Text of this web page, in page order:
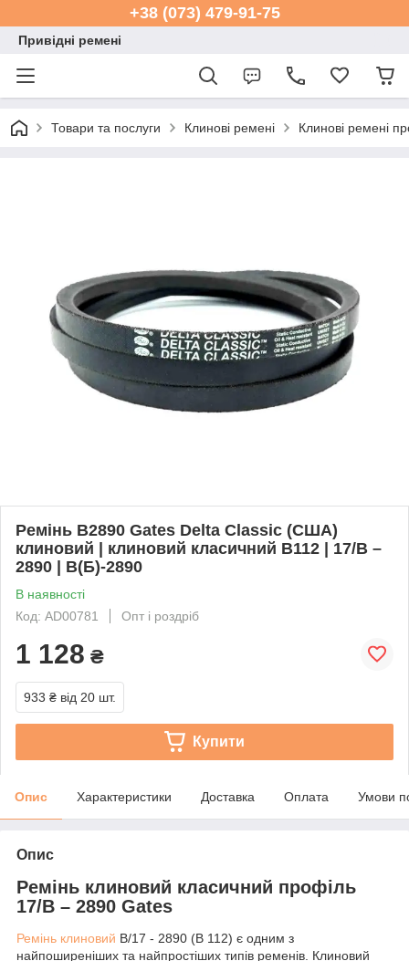
+38 (073) 479-91-75
Привідні ремені
Товари та послуги Клинові ремені Клинові ремені
Ремінь B2890 Gates Delta Classic (США)
клиновий | клиновий класичний B112 | 17/B –
2890 | В(Б)-2890
В наявності
Код: AD00781
Опт і роздріб
1 128 ₴
933 ₴ від 20 шт.
Купити
Опис Характеристики Доставка Оплата Умови
Опис
Ремінь клиновий класичний профіль
17/B – 2890 Gates
Ремінь клиновий B/17 - 2890 (B 112) є одним з
найпоширеніших та найпростіших типів ременів. Клиновий